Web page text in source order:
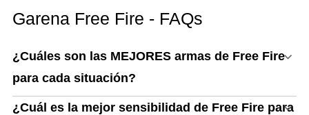
Garena Free Fire - FAQs
¿Cuáles son las MEJORES armas de Free Fire
para cada situación?
¿Cuál es la mejor sensibilidad de Free Fire para